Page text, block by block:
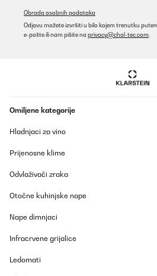
Obrada osobnih podataka
Odjavu možete izvršiti u bilo kojem trenutku
e-pošte ili nam pišite na privacy@chal-tec.com
Omiljene kategorije
Hladnjaci za vino
Prijenosne klime
Odvlaživači zraka
Otočne kuhinjske nape
Nape dimnjaci
Infracrvene grijalice
Ledomati